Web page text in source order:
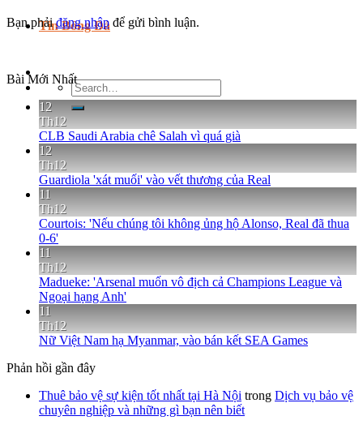
Tin Bóng Đá
Search
for:
Bạn phảiđăng nhập để gửi bình luận.
Bài Mới Nhất
12
Th12
CLB Saudi Arabia chê Salah vì quá già
12
Th12
Guardiola 'xát muối' vào vết thương của Real
11
Th12
Courtois: 'Nếu chúng tôi không ủng hộ Alonso, Real đã thua
0-6'
11
Th12
Madueke: 'Arsenal muốn vô địch cả Champions League và
Ngoại hạng Anh'
11
Th12
Nữ Việt Nam hạ Myanmar, vào bán kết SEA Games
Phản hồi gần đây
Thuê bảo vệ sự kiện tốt nhất tại Hà Nội trong Dịch vụ bảo vệ
chuyên nghiệp và những gì bạn nên biết